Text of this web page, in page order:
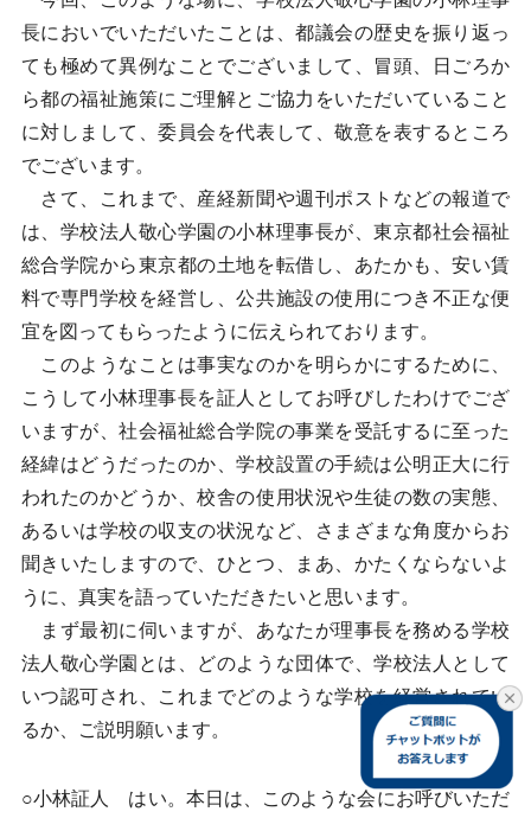
長においでいただいたことは、都議会の歴史を振り返っ
ても極めて異例なことでございまして、冒頭、日ごろか
ら都の福祉施策にご理解とご協力をいただいていること
に対しまして、委員会を代表して、敬意を表するところ
でございます。
さて、これまで、産経新聞や週刊ポストなどの報道で
は、学校法人敬心学園の小林理事長が、東京都社会福祉
総合学院から東京都の土地を転借し、あたかも、安い賃
料で専門学校を経営し、公共施設の使用につき不正な便
宜を図ってもらったように伝えられております。
このようなことは事実なのかを明らかにするために、
こうして小林理事長を証人としてお呼びしたわけでござ
いますが、社会福祉総合学院の事業を受託するに至った
経緯はどうだったのか、学校設置の手続は公明正大に行
われたのかどうか、校舎の使用状況や生徒の数の実態、
あるいは学校の収支の状況など、さまざまな角度からお
聞きいたしますので、ひとつ、まあ、かたくならないよ
うに、真実を語っていただきたいと思います。
まず最初に伺いますが、あなたが理事長を務める学校
法人敬心学園とは、どのような団体で、学校法人として
いつ認可され、これまでどのような学校を経営されてい
るか、ご説明願います。
○小林証人 はい。本日は、このような会にお呼びいただ